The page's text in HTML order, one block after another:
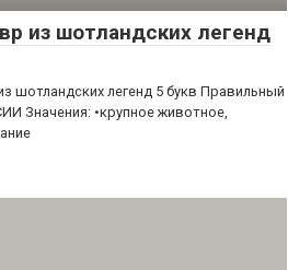
из шотландских легенд
шотландских легенд 5 букв Правильный
Значения: •крупное животное,